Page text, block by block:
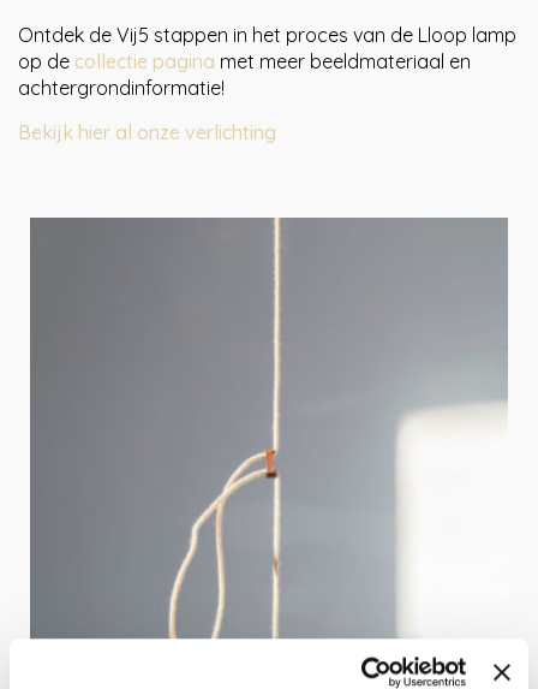
LED,
50cm
aantal
Ontdek de Vij5 stappen in het proces van de Lloop lamp
op de collectie pagina met meer beeldmateriaal en
achtergrondinformatie!
Bekijk hier al onze verlichting